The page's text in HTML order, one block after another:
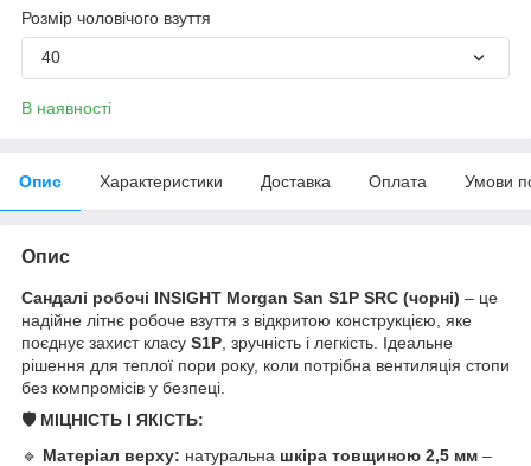
Розмір чоловічого взуття
40
В наявності
Опис Характеристики Доставка Оплата Умови
Опис
Сандалі робочі INSIGHT Morgan San S1P SRC (чорні) – це
надійне літнє робоче взуття з відкритою конструкцією, яке
поєднує захист класу S1P , зручність і легкість. Ідеальне
рішення для теплої пори року, коли потрібна вентиляція стопи
без компромісів у безпеці.
🛡️ МІЦНІСТЬ І ЯКІСТЬ:
🔹 Матеріал верху: натуральна шкіра товщиною 2,5 мм –